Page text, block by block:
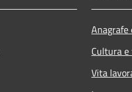
Cultura
Vita